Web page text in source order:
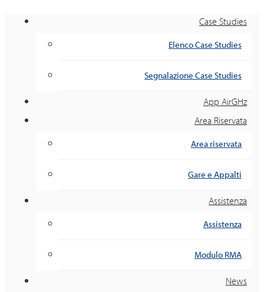
Case Studies
Elenco Case Studies
Segnalazione Case Studies
App AirGHz
Area Riservata
Area riservata
Gare e Appalti
Assistenza
Assistenza
Modulo RMA
News